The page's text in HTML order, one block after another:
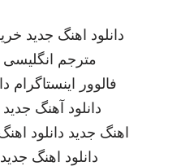
دانلود اهنگ جدید
مترجم
فالوور اینستاگرام
دانلود آهنگ جدید
اهنگ جدید دانلود
دانلود اهنگ جدید